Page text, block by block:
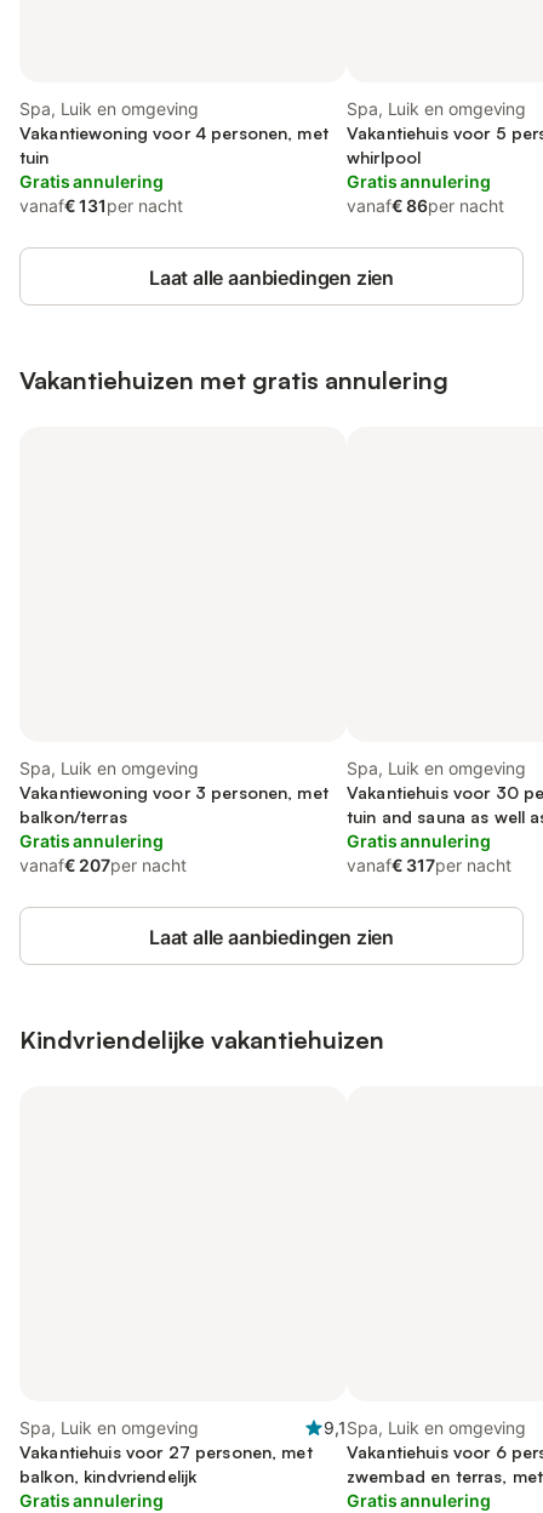
Spa, Luik en omgeving
Vakantiewoning voor 4 personen, met
tuin
Gratis annulering
vanaf€ 131per nacht
Spa, Luik en omgeving
Vakantiehuis voor 5
whirlpool
Gratis annulering
vanaf€ 86per nacht
Laat alle aanbiedingen zien
Vakantiehuizen met gratis annulering
Spa, Luik en omgeving
Vakantiewoning voor 3 personen, met
balkon/terras
Gratis annulering
vanaf€ 207per nacht
Spa, Luik en omgeving
Vakantiehuis voor 30
tuin and sauna as well
Gratis annulering
vanaf€ 317per nacht
Laat alle aanbiedingen zien
Kindvriendelijke vakantiehuizen
Spa, Luik en omgeving
9,1
Vakantiehuis voor 27 personen, met
balkon, kindvriendelijk
Gratis annulering
Spa, Luik en omgeving
Vakantiehuis voor 6
zwembad en terras,
Gratis annulering